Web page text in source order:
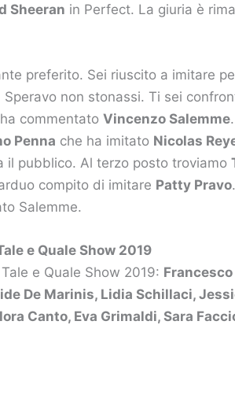
Sheeran in Perfect. La giuria è
preferito. Sei riuscito a imitare
non stonassi. Ti sei
commentato Vincenzo Salemme
Penna che ha imitato Nicolas
il pubblico. Al terzo posto troviamo
compito di imitare Patty Pravo
Salemme.
e Quale Show 2019
e Quale Show 2019:
De Marinis, Lidia Schillaci,
Canto, Eva Grimaldi, Sara